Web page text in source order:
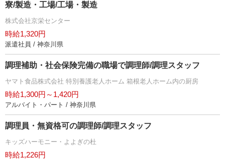
寮/製造・工場/工場・製造
株式会社京栄センター
時給1,320円
派遣社員 / 神奈川県
調理補助・社会保険完備の職場で調理師/調理スタッフ
ヤマト食品株式会社 特別養護老人ホーム 箱根老人ホーム内の厨房
時給1,300円～1,420円
アルバイト・パート / 神奈川県
調理員・無資格可の調理師/調理スタッフ
キッズハーモニー・よよぎの杜
時給1,226円